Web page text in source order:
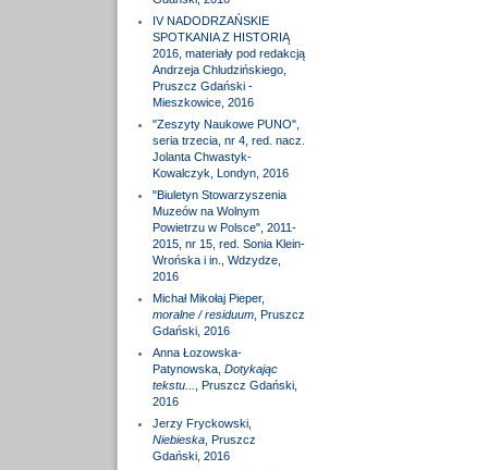
IV NADODRZAŃSKIE
SPOTKANIA Z HISTORIĄ
2016, materiały pod redakcją
Andrzeja Chludzińskiego,
Pruszcz Gdański -
Mieszkowice, 2016
"Zeszyty Naukowe PUNO",
seria trzecia, nr 4, red. nacz.
Jolanta Chwastyk-
Kowalczyk, Londyn, 2016
"Biuletyn Stowarzyszenia
Muzeów na Wolnym
Powietrzu w Polsce", 2011-
2015, nr 15, red. Sonia Klein-
Wrońska i in., Wdzydze,
2016
Michał Mikołaj Pieper,
moralne / residuum, Pruszcz
Gdański, 2016
Anna Łozowska-
Patynowska, Dotykając
tekstu...
, Pruszcz Gdański,
2016
Jerzy Fryckowski,
Niebieska, Pruszcz
Gdański, 2016